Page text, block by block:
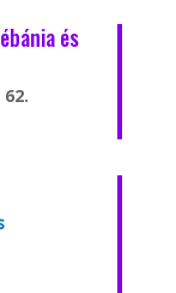
és